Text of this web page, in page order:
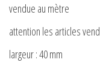
vendue au mètre
attention les articles
largeur : 40 mm